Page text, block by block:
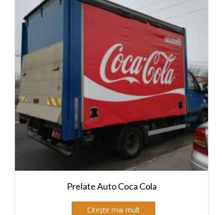
Prelate Auto Coca Cola
Citește mai mult